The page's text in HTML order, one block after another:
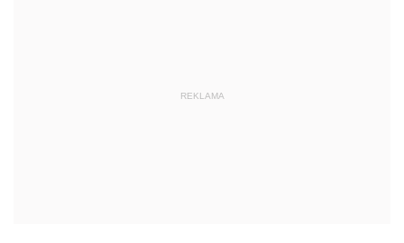
REKLAMA